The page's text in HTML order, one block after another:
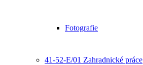
Fotografie
41-52-E/01 Zahradnické práce